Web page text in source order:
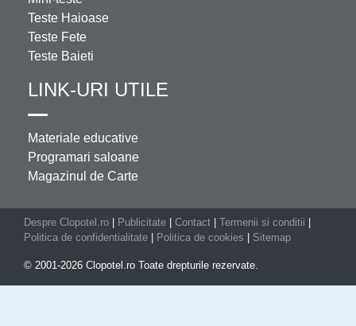
Teste Haioase
Teste Fete
Teste Baieti
LINK-URI UTILE
Materiale educative
Programari saloane
Magazinul de Carte
Despre Clopotel.ro Publicitate Contact Termenii si conditii
Politica de confidentialitate
Politica de cookies Sitemap
© 2001-2026 Clopotel.ro Toate drepturile rezervate.